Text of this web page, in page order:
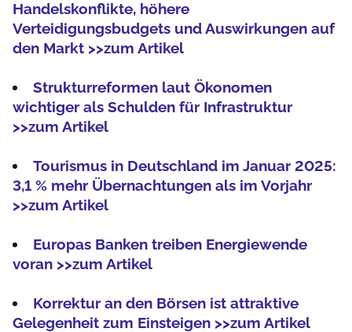
Handelskonflikte, höhere
Verteidigungsbudgets und Auswirkungen auf
den Markt >>zum Artikel
Strukturreformen laut Ökonomen
wichtiger als Schulden für Infrastruktur
>>zum Artikel
Tourismus in Deutschland im Januar 2025:
3,1 % mehr Übernachtungen als im Vorjahr
>>zum Artikel
Europas Banken treiben Energiewende
voran >>zum Artikel
Korrektur an den Börsen ist attraktive
Gelegenheit zum Einsteigen >>zum Artikel